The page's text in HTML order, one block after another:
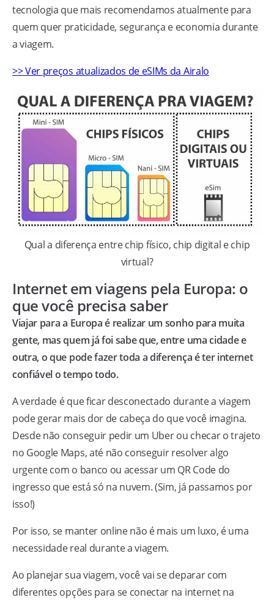
tecnologia que mais recomendamos atualmente para
quem quer praticidade, segurança e economia durante
a viagem.
>> Ver preços atualizados de eSIMs da Airalo
Qual a diferença entre chip físico, chip digital e chip
virtual?
Internet em viagens pela Europa: o
que você precisa saber
Viajar para a Europa é realizar um sonho para muita
gente, mas quem já foi sabe que, entre uma cidade e
outra, o que pode fazer toda a diferença é ter internet
confiável o tempo todo.
A verdade é que ficar desconectado durante a viagem
pode gerar mais dor de cabeça do que você imagina.
Desde não conseguir pedir um Uber ou checar o trajeto
no Google Maps, até não conseguir resolver algo
urgente com o banco ou acessar um QR Code do
ingresso que está só na nuvem. (Sim, já passamos por
isso!)
Por isso, se manter online não é mais um luxo, é uma
necessidade real durante a viagem.
Ao planejar sua viagem, você vai se deparar com
diferentes opções para se conectar na internet na